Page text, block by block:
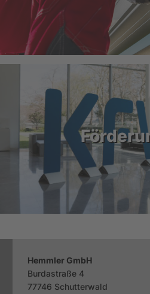
Hemmler GmbH
Burdastraße 4
77746 Schutterwald